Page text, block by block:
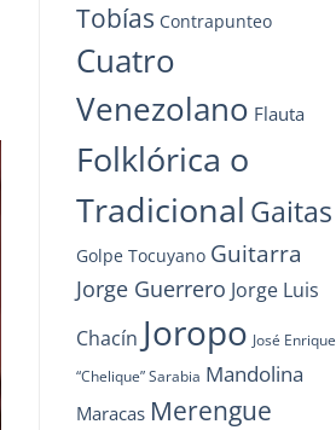
Tobías Contrapunteo
Cuatro
Venezolano Flauta
Folklórica o
Tradicional Gaitas
Golpe Tocuyano Guitarra
Jorge Guerrero Jorge Luis
Chacín Joropo José Enrique
“Chelique” Sarabia Mandolina
Maracas Merengue